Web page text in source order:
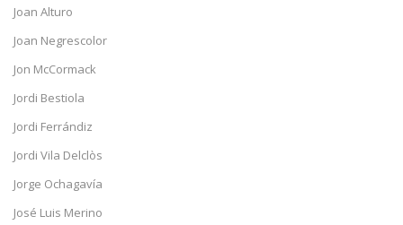
Joan Alturo
Joan Negrescolor
Jon McCormack
Jordi Bestiola
Jordi Ferrándiz
Jordi Vila Delclòs
Jorge Ochagavía
José Luis Merino